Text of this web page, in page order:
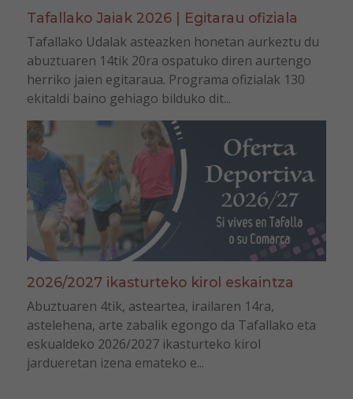
Tafallako Jaiak 2026 | Egitarau ofiziala
Tafallako Udalak asteazken honetan aurkeztu du
abuztuaren 14tik 20ra ospatuko diren aurtengo
herriko jaien egitaraua. Programa ofizialak 130
ekitaldi baino gehiago bilduko dit...
2026/2027 ikasturteko kirol eskaintza
Abuztuaren 4tik, asteartea, irailaren 14ra,
astelehena, arte zabalik egongo da Tafallako eta
eskualdeko 2026/2027 ikasturteko kirol
jardueretan izena emateko e...